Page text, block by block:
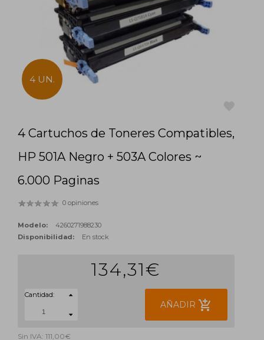
4 UN.
4 Cartuchos de Toneres Compatibles,
HP 501A Negro + 503A Colores ~
6.000 Paginas
0 opiniones
Modelo:
4260271988230
Disponibilidad:
En stock
134,31€
Cantidad:
AÑADIR add_shopping_cart
Sin IVA: 111,00€